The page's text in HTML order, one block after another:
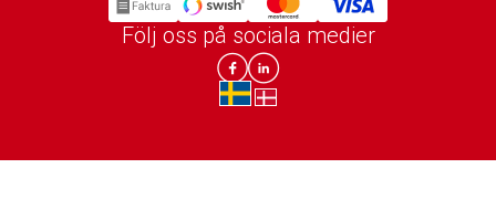
Följ oss på sociala medier
Lomax DK Facebook
Lomax SE LinkIn
sv-SEda-DK